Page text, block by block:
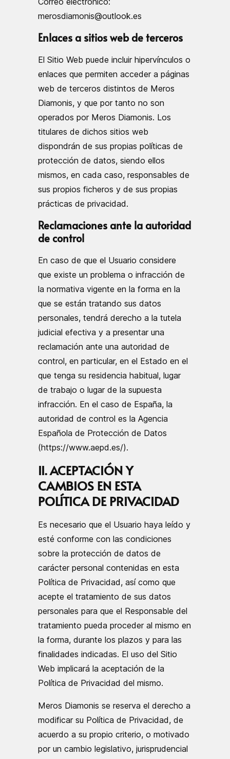
merosdiamonis@outlook.es
Enlaces a sitios web de terceros
El Sitio Web puede incluir hipervínculos o
enlaces que permiten acceder a páginas
web de terceros distintos de Meros
Diamonis, y que por tanto no son
operados por Meros Diamonis. Los
titulares de dichos sitios web
dispondrán de sus propias políticas de
protección de datos, siendo ellos
mismos, en cada caso, responsables de
sus propios ficheros y de sus propias
prácticas de privacidad.
Reclamaciones ante la autoridad
de control
En caso de que el Usuario considere
que existe un problema o infracción de
la normativa vigente en la forma en la
que se están tratando sus datos
personales, tendrá derecho a la tutela
judicial efectiva y a presentar una
reclamación ante una autoridad de
control, en particular, en el Estado en el
que tenga su residencia habitual, lugar
de trabajo o lugar de la supuesta
infracción. En el caso de España, la
autoridad de control es la Agencia
Española de Protección de Datos
(https://www.aepd.es/).
II. ACEPTACIÓN Y
CAMBIOS EN ESTA
POLÍTICA DE PRIVACIDAD
Es necesario que el Usuario haya leído y
esté conforme con las condiciones
sobre la protección de datos de
carácter personal contenidas en esta
Política de Privacidad, así como que
acepte el tratamiento de sus datos
personales para que el Responsable del
tratamiento pueda proceder al mismo en
la forma, durante los plazos y para las
finalidades indicadas. El uso del Sitio
Web implicará la aceptación de la
Política de Privacidad del mismo.
Meros Diamonis se reserva el derecho a
modificar su Política de Privacidad, de
acuerdo a su propio criterio, o motivado
por un cambio legislativo, jurisprudencial